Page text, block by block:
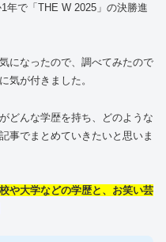
年で「THE W 2025」の決勝進
になったので、調べてみたので
気が付きました。
どんな学歴を持ち、どのような
事でまとめていきたいと思いま
や大学などの学歴と、お笑い芸